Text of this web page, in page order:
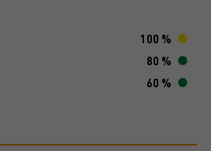
100 %
80 %
60 %